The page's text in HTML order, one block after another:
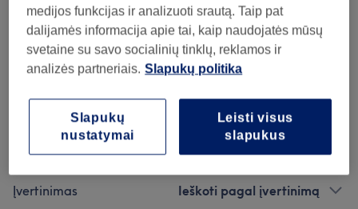
Personalas
Atsiliepimų filtras
Paslauga Visos paslaugos
Įvertinimas Ieškoti pagal įvertinimą
medijos funkcijas ir analizuoti srautą. Taip pat
dalijamės informacija apie tai, kaip naudojatės mūsų
svetaine su savo socialinių tinklų, reklamos ir
analizės partneriais. Slapukų politika
Leisti visus
slapukus
Slapukų
nustatymai